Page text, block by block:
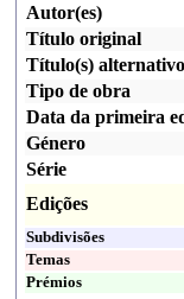
Autor(es)
Título original
Título(s)
Tipo de obra
Data da primeira
Género
Série
Edições
Subdivisões
Temas
Prémios